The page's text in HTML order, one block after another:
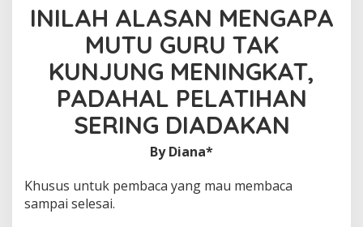
INILAH ALASAN MENGAPA
MUTU GURU TAK
KUNJUNG MENINGKAT,
PADAHAL PELATIHAN
SERING DIADAKAN
By Diana*
Khusus untuk pembaca yang mau membaca
sampai selesai.